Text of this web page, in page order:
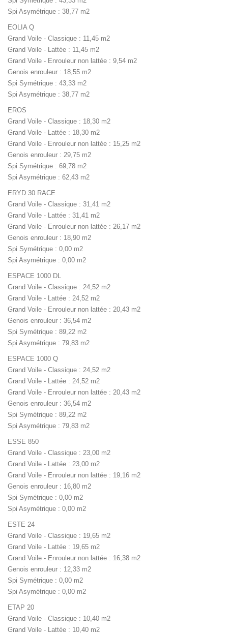
Spi Asymétrique : 38,77 m2
EOLIA Q
Grand Voile - Classique : 11,45 m2
Grand Voile - Lattée : 11,45 m2
Grand Voile - Enrouleur non lattée : 9,54 m2
Genois enrouleur : 18,55 m2
Spi Symétrique : 43,33 m2
Spi Asymétrique : 38,77 m2
EROS
Grand Voile - Classique : 18,30 m2
Grand Voile - Lattée : 18,30 m2
Grand Voile - Enrouleur non lattée : 15,25 m2
Genois enrouleur : 29,75 m2
Spi Symétrique : 69,78 m2
Spi Asymétrique : 62,43 m2
ERYD 30 RACE
Grand Voile - Classique : 31,41 m2
Grand Voile - Lattée : 31,41 m2
Grand Voile - Enrouleur non lattée : 26,17 m2
Genois enrouleur : 18,90 m2
Spi Symétrique : 0,00 m2
Spi Asymétrique : 0,00 m2
ESPACE 1000 DL
Grand Voile - Classique : 24,52 m2
Grand Voile - Lattée : 24,52 m2
Grand Voile - Enrouleur non lattée : 20,43 m2
Genois enrouleur : 36,54 m2
Spi Symétrique : 89,22 m2
Spi Asymétrique : 79,83 m2
ESPACE 1000 Q
Grand Voile - Classique : 24,52 m2
Grand Voile - Lattée : 24,52 m2
Grand Voile - Enrouleur non lattée : 20,43 m2
Genois enrouleur : 36,54 m2
Spi Symétrique : 89,22 m2
Spi Asymétrique : 79,83 m2
ESSE 850
Grand Voile - Classique : 23,00 m2
Grand Voile - Lattée : 23,00 m2
Grand Voile - Enrouleur non lattée : 19,16 m2
Genois enrouleur : 16,80 m2
Spi Symétrique : 0,00 m2
Spi Asymétrique : 0,00 m2
ESTE 24
Grand Voile - Classique : 19,65 m2
Grand Voile - Lattée : 19,65 m2
Grand Voile - Enrouleur non lattée : 16,38 m2
Genois enrouleur : 12,33 m2
Spi Symétrique : 0,00 m2
Spi Asymétrique : 0,00 m2
ETAP 20
Grand Voile - Classique : 10,40 m2
Grand Voile - Lattée : 10,40 m2